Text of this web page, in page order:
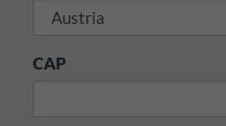
CAP